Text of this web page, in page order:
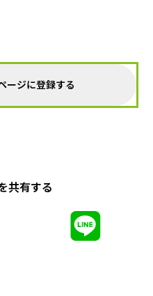
ージに登録する
共有する